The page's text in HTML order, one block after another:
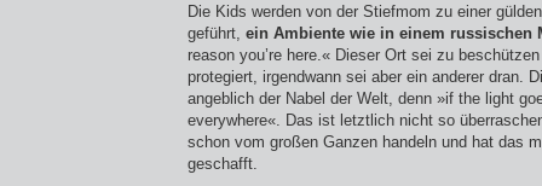
Die Kids werden von der Stiefmom zu einer
geführt, ein Ambiente wie in einem russischen
reason you’re here.« Dieser Ort sei zu
protegiert, irgendwann sei aber ein anderer dran.
angeblich der Nabel der Welt, denn »if the light
everywhere«. Das ist letztlich nicht so
schon vom großen Ganzen handeln und hat das
geschafft.